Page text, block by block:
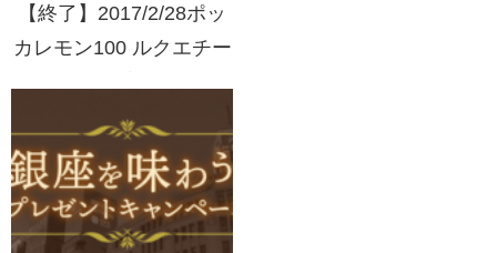
【終了】2017/2/28ポッ
カレモン100 ルクエチー
ャンペーン